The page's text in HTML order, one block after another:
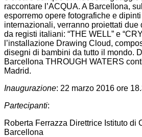
raccontare l’ACQUA. A Barcellona,
esporremo opere fotografiche e
internazionali, verranno proiettati due
da registi italiani: “THE WELL” e
l’installazione Drawing Cloud,
disegni di bambini da tutto il mondo.
Barcellona THROUGH WATERS
Madrid.
Inaugurazione: 22 marzo 2016 ore
Partecipanti:
Roberta Ferrazza Direttrice Istituto di
Barcellona